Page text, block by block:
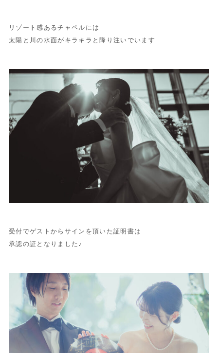
リゾート感あるチャペルには
太陽と川の水面がキラキラと降り注いでいます
受付でゲストからサインを頂いた証明書は
承認の証となりました♪